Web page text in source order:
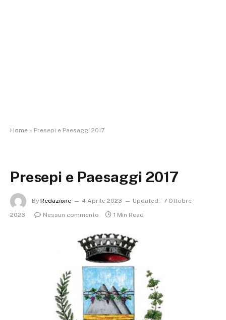
Home » Presepi e Paesaggi 2017
Presepi e Paesaggi 2017
By Redazione 4 Aprile 2023 Updated:
7 Ottobre
2023
Nessun commento 1 Min Read